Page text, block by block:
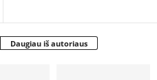
Daugiau iš autoriaus